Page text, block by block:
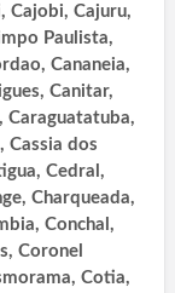
Cajobi, Cajuru,
Paulista,
Cananeia,
Canitar,
Caraguatatuba,
Cassia dos
Cedral,
Charqueada,
Conchal,
Coronel
Cotia,